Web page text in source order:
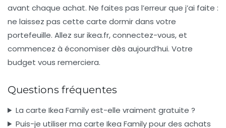
avant chaque achat. Ne faites pas l’erreur que j’ai faite :
ne laissez pas cette carte dormir dans votre
portefeuille. Allez sur ikea.fr, connectez-vous, et
commencez à économiser dès aujourd’hui. Votre
budget vous remerciera.
Questions fréquentes
La carte Ikea Family est-elle vraiment gratuite ?
Puis-je utiliser ma carte Ikea Family pour des achats